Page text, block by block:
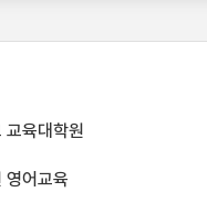
교육대학원
영어교육